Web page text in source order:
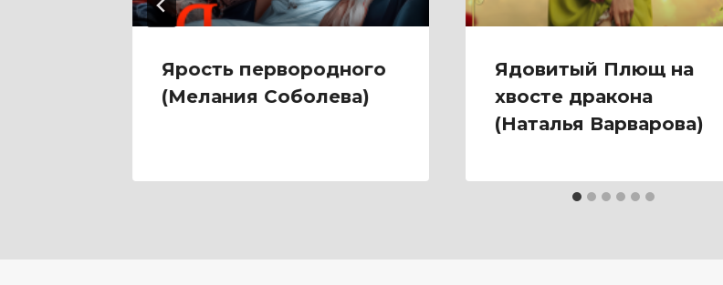
Ярость первородного
(Мелания Соболева)
Ядовитый Плющ на
хвосте дракона
(Наталья Варварова)